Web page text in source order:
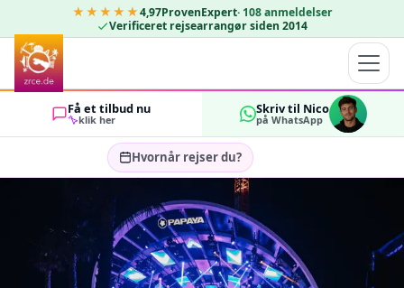
★★★★★4,97ProvenExpert· 108 anmeldelser
Verificeret rejsearrangør siden 2014
Få et tilbud nu
klik her
Skriv til Nico
på WhatsApp
Hvornår rejser du?
Vælg rejsedatoer…
2